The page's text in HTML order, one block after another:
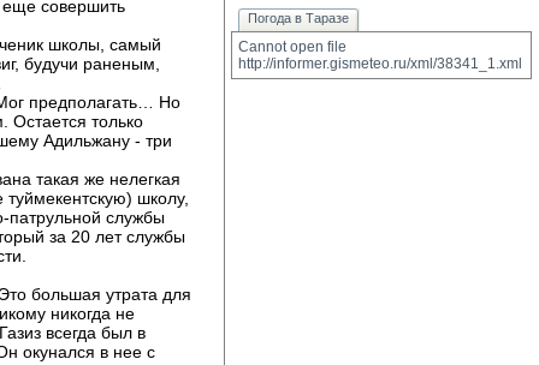
совершить
школы, самый
будучи раненым,
предполагать… Но
Остается только
Адильжану - три
такая же нелегкая
школу,
патрульной службы
за 20 лет службы
большая утрата для
никогда не
всегда был в
окунался в нее с
Погода в Таразе
Cannot open file
http://informer.gismeteo.ru/xml/38341_1.xml